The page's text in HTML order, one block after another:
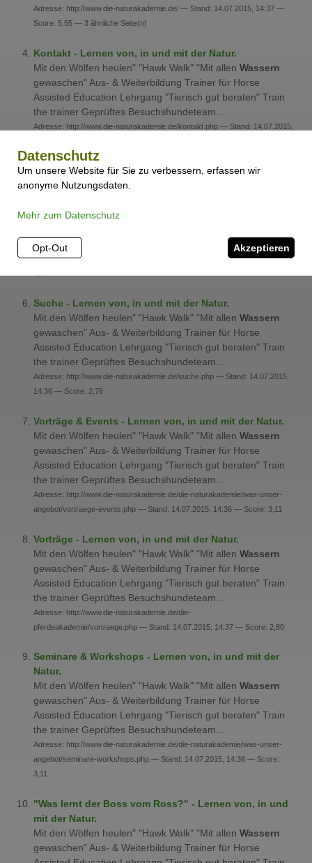
Adresse: http://www.die-naturakademie.de/ — Stand: 14.07.2015, 14:37 —
Score: 5,55 — 3 ähnliche Seite(n)
Kontakt - Lernen von, in und mit der Natur.
Mit den Wölfen heulen" "Hawk Walk" "Mit allen Wassern
gewaschen" Aus- & Weiterbildung Trainer für Horse
Assisted Education Lehrgang "Tierisch gut beraten" Train
the trainer Geprüftes Besuchshundeteam…
Adresse: http://www.die-naturakademie.de/kontakt.php — Stand: 14.07.2015,
Unsere Partner - Lernen von, in und mit der Natur.
Mit den Wölfen heulen" "Hawk Walk" "Mit allen
Assisted Education Lehrgang "Tierisch gut beraten" Train
Adresse: http://www.die-naturakademie.de/die-naturakademie/wer-die-
koepfe-dahinter/unsere-partner.php — Stand: 14.07.2015, 14:37 — Score:
2,80
Suche - Lernen von, in und mit der Natur.
Mit den Wölfen heulen" "Hawk Walk" "Mit allen Wassern
gewaschen" Aus- & Weiterbildung Trainer für Horse
Assisted Education Lehrgang "Tierisch gut beraten" Train
the trainer Geprüftes Besuchshundeteam…
Adresse: http://www.die-naturakademie.de/suche.php — Stand: 14.07.2015,
14:36 — Score: 2,76
Vorträge & Events - Lernen von, in und mit der Natur.
Mit den Wölfen heulen" "Hawk Walk" "Mit allen Wassern
gewaschen" Aus- & Weiterbildung Trainer für Horse
Assisted Education Lehrgang "Tierisch gut beraten" Train
the trainer Geprüftes Besuchshundeteam…
Adresse: http://www.die-naturakademie.de/die-naturakademie/was-unser-
angebot/vortraege-events.php — Stand: 14.07.2015, 14:36 — Score: 3,11
Vorträge - Lernen von, in und mit der Natur.
Mit den Wölfen heulen" "Hawk Walk" "Mit allen Wassern
gewaschen" Aus- & Weiterbildung Trainer für Horse
Assisted Education Lehrgang "Tierisch gut beraten" Train
the trainer Geprüftes Besuchshundeteam…
Adresse: http://www.die-naturakademie.de/die-
pferdeakademie/vortraege.php — Stand: 14.07.2015, 14:37 — Score: 2,80
Seminare & Workshops - Lernen von, in und mit der
Natur.
Mit den Wölfen heulen" "Hawk Walk" "Mit allen Wassern
gewaschen" Aus- & Weiterbildung Trainer für Horse
Assisted Education Lehrgang "Tierisch gut beraten" Train
the trainer Geprüftes Besuchshundeteam…
Adresse: http://www.die-naturakademie.de/die-naturakademie/was-unser-
angebot/seminare-workshops.php — Stand: 14.07.2015, 14:36 — Score:
3,11
"Was lernt der Boss vom Ross?" - Lernen von, in und
mit der Natur.
Mit den Wölfen heulen" "Hawk Walk" "Mit allen Wassern
gewaschen" Aus- & Weiterbildung Trainer für Horse
Datenschutz
Um unsere Website für Sie zu verbessern, erfassen wir
anonyme Nutzungsdaten.
Mehr zum Datenschutz
Opt-Out Akzeptieren